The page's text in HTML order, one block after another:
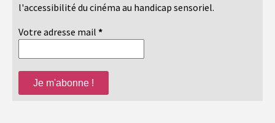
l'accessibilité du cinéma au handicap sensoriel.
Votre adresse mail *